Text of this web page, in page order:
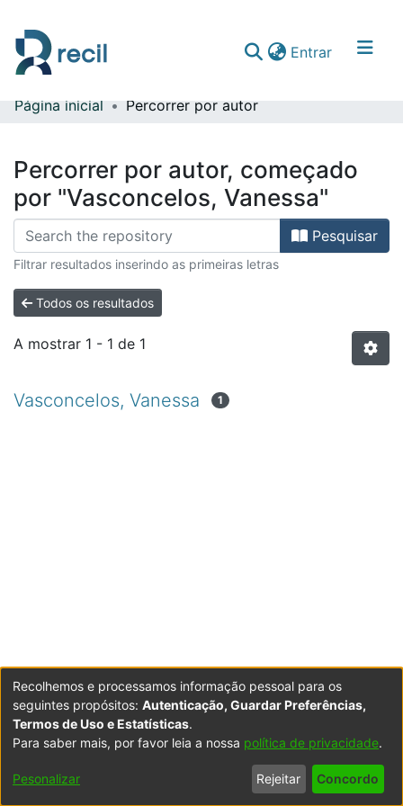
Entrar(current)
Comunidades & Coleções
Página inicial Percorrer por autor
Percorrer por autor, começado
por "Vasconcelos, Vanessa"
Pesquisar
Filtrar resultados inserindo as primeiras letras
Todos os resultados
A mostrar 1 - 1 de 1
Vasconcelos, Vanessa 1
Powered by DSpace Copyright © 2003-2026LYRASIS
Configurações
Política de
Privacidade
Termos
de Uso
Contacte-
nos
Recolhemos e processamos informação pessoal para os
seguintes propósitos: Autenticação, Guardar Preferências,
Termos de Uso e Estatísticas.
Para saber mais, por favor leia a nossa política de privacidade.
Pesonalizar Rejeitar Concordo